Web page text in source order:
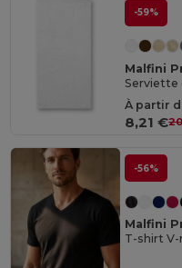
-59%
Malfini
Serviette
À partir
8,21 €
-56%
Malfini
T-shirt